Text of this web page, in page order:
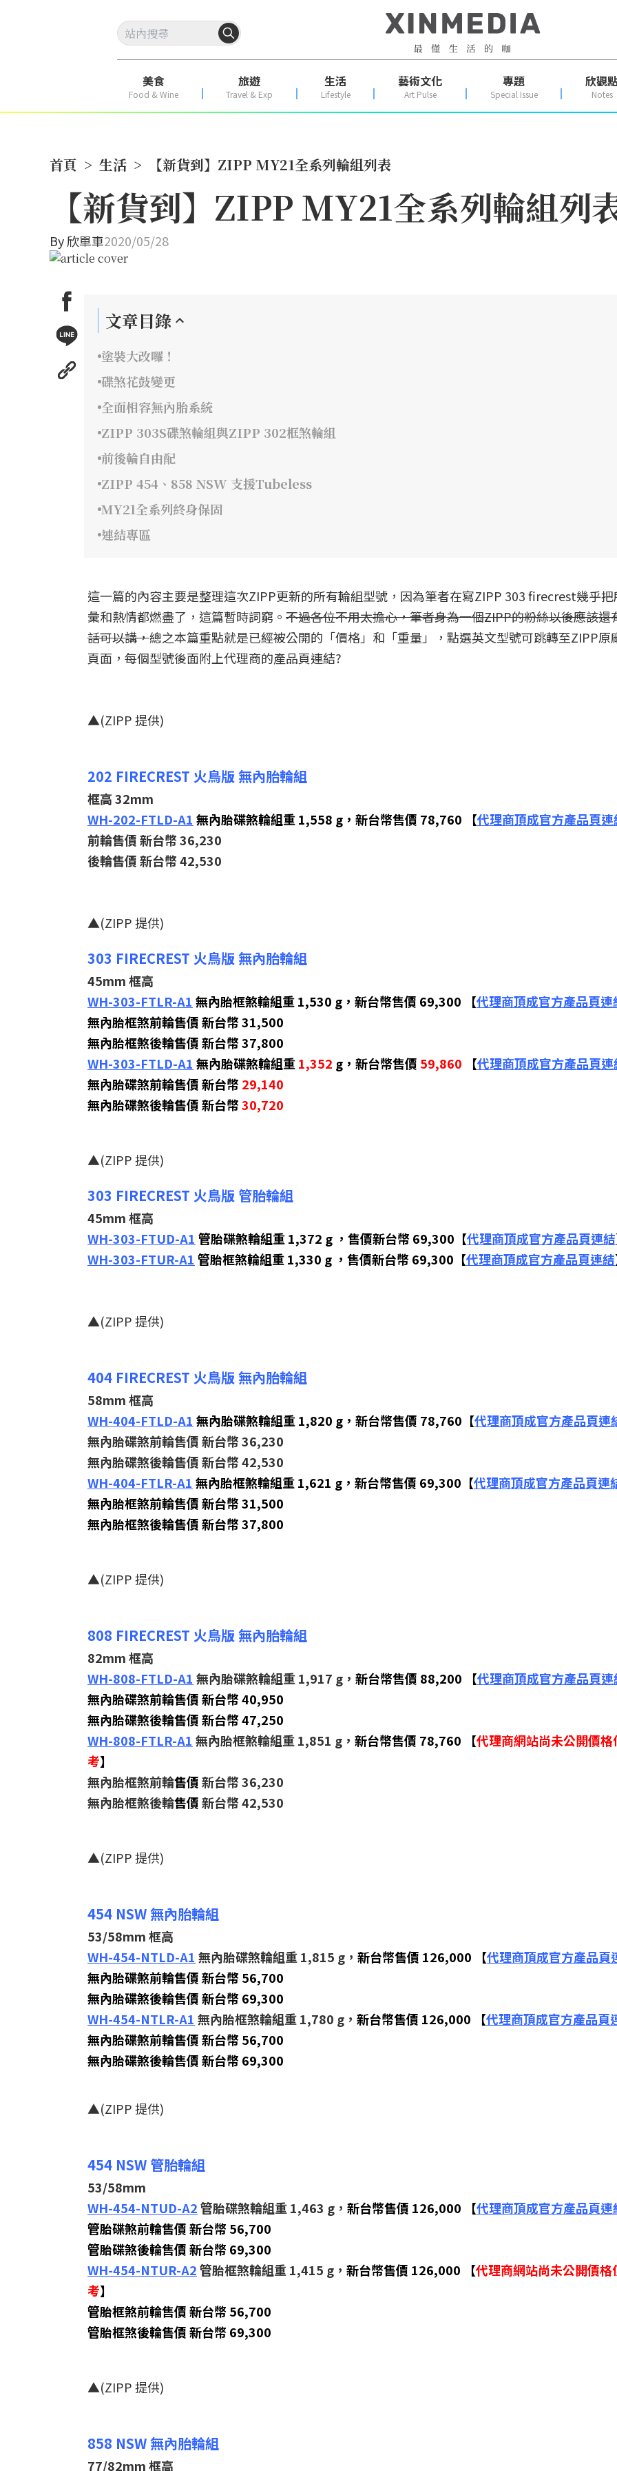
美食
Food & Wine
旅遊
Travel & Exp
生活
Lifestyle
藝術文化
Art Pulse
專題
Special Issue
欣觀點
Notes
首頁 > 生活 > 【新貨到】ZIPP MY21全系列輪組列表
【新貨到】ZIPP MY21全系列輪組列
By欣單車2020/05/28
文章目錄
塗裝大改囉！
碟煞花鼓變更
全面相容無內胎系統
ZIPP 303S碟煞輪組與ZIPP 302框煞輪組
前後輪自由配
ZIPP 454、858 NSW 支援Tubeless
MY21全系列終身保固
連結專區
這一篇的內容主要是整理這次ZIPP更新的所有輪組型號，因為筆者在寫ZIPP 303 firecrest幾乎把
彙和熱情都燃盡了，這篇暫時詞窮。 不過各位不用太擔心，筆者身為一個ZIPP的粉絲以後應該還
話可以講，總之本篇重點就是已經被公開的「價格」和「重量」，點選英文型號可跳轉至ZIPP原
頁面，每個型號後面附上代理商的產品頁連結?
▲(ZIPP 提供)
202 FIRECREST 火鳥版 無內胎輪組
框高 32mm
WH-202-FTLD-A1 無內胎碟煞輪組重 1,558 g，新台幣售價 78,760 【代理商頂成官方產品頁連
前輪售價 新台幣 36,230
後輪售價 新台幣 42,530
▲(ZIPP 提供)
303 FIRECREST 火鳥版 無內胎輪組
45mm 框高
WH-303-FTLR-A1 無內胎框煞輪組重 1,530 g，新台幣售價 69,300 【代理商頂成官方產品頁連
無內胎框煞前輪售價 新台幣 31,500
無內胎框煞後輪售價 新台幣 37,800
WH-303-FTLD-A1 無內胎碟煞輪組重1,352 g，新台幣售價 59,860 【代理商頂成官方產品頁連
無內胎碟煞前輪售價 新台幣 29,140
無內胎碟煞後輪售價 新台幣30,720
▲(ZIPP 提供)
303 FIRECREST 火鳥版 管胎輪組
45mm 框高
WH-303-FTUD-A1 管胎碟煞輪組重 1,372 g ，售價新台幣 69,300【代理商頂成官方產品頁連結
WH-303-FTUR-A1 管胎框煞輪組重 1,330 g ，售價新台幣 69,300【代理商頂成官方產品頁連結
▲(ZIPP 提供)
404 FIRECREST 火鳥版 無內胎輪組
58mm 框高
WH-404-FTLD-A1 無內胎碟煞輪組重 1,820 g，新台幣售價 78,760【代理商頂成官方產品頁連
無內胎碟煞前輪售價 新台幣 36,230
無內胎碟煞後輪售價 新台幣 42,530
WH-404-FTLR-A1 無內胎框煞輪組重 1,621 g，新台幣售價 69,300 【代理商頂成官方產品頁連
無內胎框煞前輪售價 新台幣 31,500
無內胎框煞後輪售價 新台幣 37,800
▲(ZIPP 提供)
808 FIRECREST 火鳥版 無內胎輪組
82mm 框高
WH-808-FTLD-A1 無內胎碟煞輪組重 1,917 g， 新台幣售價 88,200 【代理商頂成官方產品頁連
無內胎碟煞前輪售價 新台幣 40,950
無內胎碟煞後輪售價 新台幣 47,250
WH-808-FTLR-A1 無內胎框煞輪組重 1,851 g， 新台幣售價 78,760 【代理商網站尚未公開價格
考】
無內胎框煞前輪售價新台幣 36,230
無內胎框煞後輪售價新台幣 42,530
▲(ZIPP 提供)
454 NSW 無內胎輪組
53/58mm 框高
WH-454-NTLD-A1 無內胎碟煞輪組重 1,815 g， 新台幣售價 126,000 【代理商頂成官方產品頁
無內胎碟煞前輪售價 新台幣 56,700
無內胎碟煞後輪售價 新台幣 69,300
WH-454-NTLR-A1 無內胎框煞輪組重 1,780 g， 新台幣售價 126,000 【代理商頂成官方產品頁
無內胎碟煞前輪售價 新台幣 56,700
無內胎碟煞後輪售價 新台幣 69,300
▲(ZIPP 提供)
454 NSW 管胎輪組
53/58mm
WH-454-NTUD-A2管胎碟煞輪組重 1,463 g， 新台幣售價 126,000 【代理商頂成官方產品頁連
管胎碟煞前輪售價 新台幣 56,700
管胎碟煞後輪售價 新台幣 69,300
WH-454-NTUR-A2管胎框煞輪組重 1,415 g， 新台幣售價 126,000 【代理商網站尚未公開價格
考】
管胎框煞前輪售價 新台幣 56,700
管胎框煞後輪售價 新台幣 69,300
▲(ZIPP 提供)
858 NSW 無內胎輪組
77/82mm 框高